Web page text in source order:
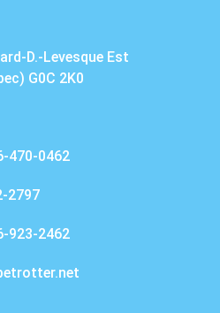
D.-Levesque Est
G0C 2K0
470-0462
2797
923-2462